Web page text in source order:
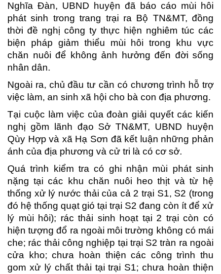
Nghĩa Đàn, UBND huyện đã báo cáo mùi hôi
phát sinh trong trang trại ra Bộ TN&MT, đồng
thời đề nghị công ty thực hiện nghiêm túc các
biện pháp giảm thiểu mùi hôi trong khu vực
chăn nuôi để không ảnh hưởng đến đời sống
nhân dân.
Ngoài ra, chủ đầu tư cần có chương trình hỗ trợ
việc làm, an sinh xã hội cho bà con địa phương.
Tại cuộc làm việc của đoàn giải quyết các kiến
nghị gồm lãnh đạo Sở TN&MT, UBND huyện
Qùy Hợp và xã Hạ Sơn đã kết luận những phản
ánh của địa phương và cử tri là có cơ sở.
Quá trình kiểm tra có ghi nhận mùi phát sinh
nặng tại các khu chăn nuôi heo thịt và từ hệ
thống xử lý nước thải của cả 2 trại S1, S2 (trong
đó hệ thống quạt gió tại trại S2 đang còn ít để xử
lý mùi hôi); rác thải sinh hoạt tại 2 trại còn có
hiện tượng đổ ra ngoài môi trường không có mái
che; rác thải công nghiệp tại trại S2 tràn ra ngoài
cửa kho; chưa hoàn thiện các công trình thu
gom xử lý chất thải tại trại S1; chưa hoàn thiện